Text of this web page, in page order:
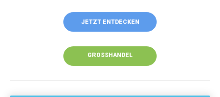
JETZT ENTDECKEN
GROSSHANDEL